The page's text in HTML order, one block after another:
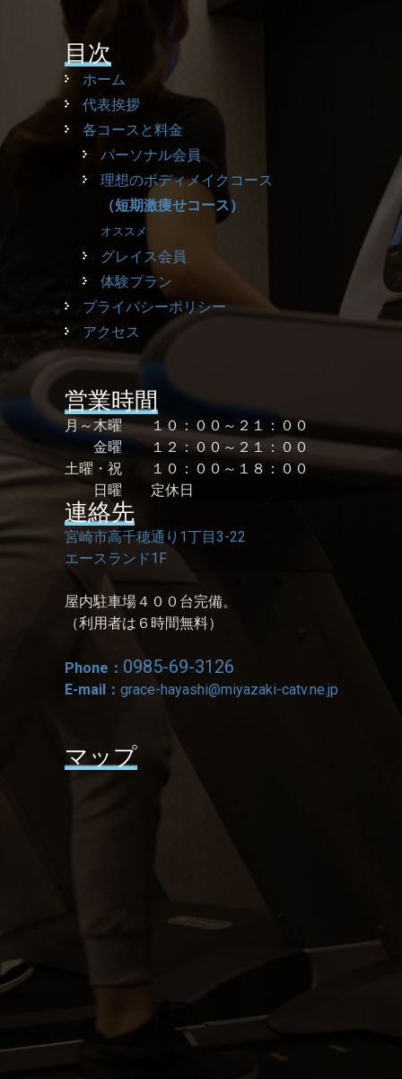
目次
ホーム
代表挨拶
各コースと料金
パーソナル会員
理想のボディメイクコース
（短期激痩せコース）
オススメ
グレイス会員
体験プラン
プライバシーポリシー
アクセス
営業時間
月～木曜 １０：００～２１：００
金曜 １２：００～２１：００
土曜・祝 １０：００～１８：００
日曜 定休日
連絡先
宮崎市高千穂通り1丁目3-22
エースランド1F
屋内駐車場４００台完備。
（利用者は６時間無料）
Phone： 0985-69-3126
E-mail： grace-hayashi@miyazaki-catv.ne.jp
マップ